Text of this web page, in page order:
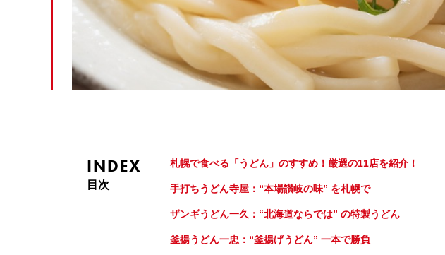
INDEX
目次
札幌で食べる「うどん」のすすめ！厳選の11店を紹介！
手打ちうどん寺屋：“本場讃岐の味” を札幌で
ザンギうどん一久：“北海道ならでは” の特製うどん
釜揚うどん一忠：“釜揚げうどん” 一本で勝負